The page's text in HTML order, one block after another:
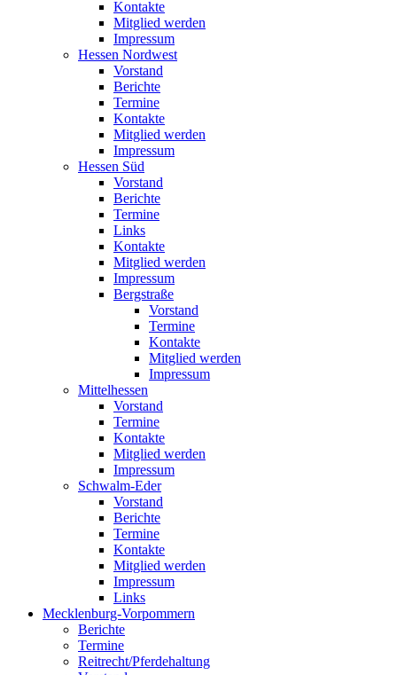
Kontakte
Mitglied werden
Impressum
Hessen Nordwest
Vorstand
Berichte
Termine
Kontakte
Mitglied werden
Impressum
Hessen Süd
Vorstand
Berichte
Termine
Links
Kontakte
Mitglied werden
Impressum
Bergstraße
Vorstand
Termine
Kontakte
Mitglied werden
Impressum
Mittelhessen
Vorstand
Termine
Kontakte
Mitglied werden
Impressum
Schwalm-Eder
Vorstand
Berichte
Termine
Kontakte
Mitglied werden
Impressum
Links
Mecklenburg-Vorpommern
Berichte
Termine
Reitrecht/Pferdehaltung